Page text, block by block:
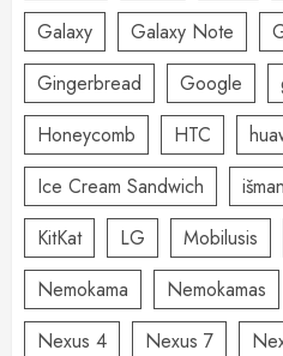
Galaxy
Galaxy Note
Gingerbread
Google
Honeycomb
HTC
Ice Cream Sandwich
KitKat
LG Mobilusis
Nemokama
Nemokamas
Nexus 4
Nexus 7